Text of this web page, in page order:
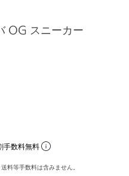
OG スニーカー
手数料無料
料等手数料は含みません。